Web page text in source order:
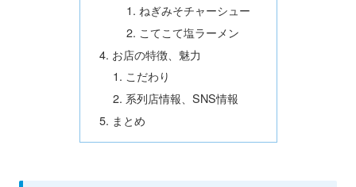
ねぎみそチャーシュー
こてこて塩ラーメン
お店の特徴、魅力
こだわり
系列店情報、SNS情報
まとめ